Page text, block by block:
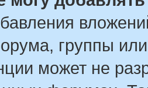
группы
может не